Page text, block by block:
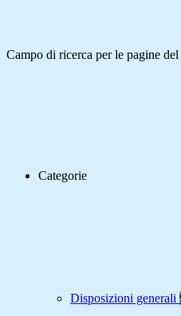
Campo di ricerca per le pagine
Categorie
Disposizioni generali